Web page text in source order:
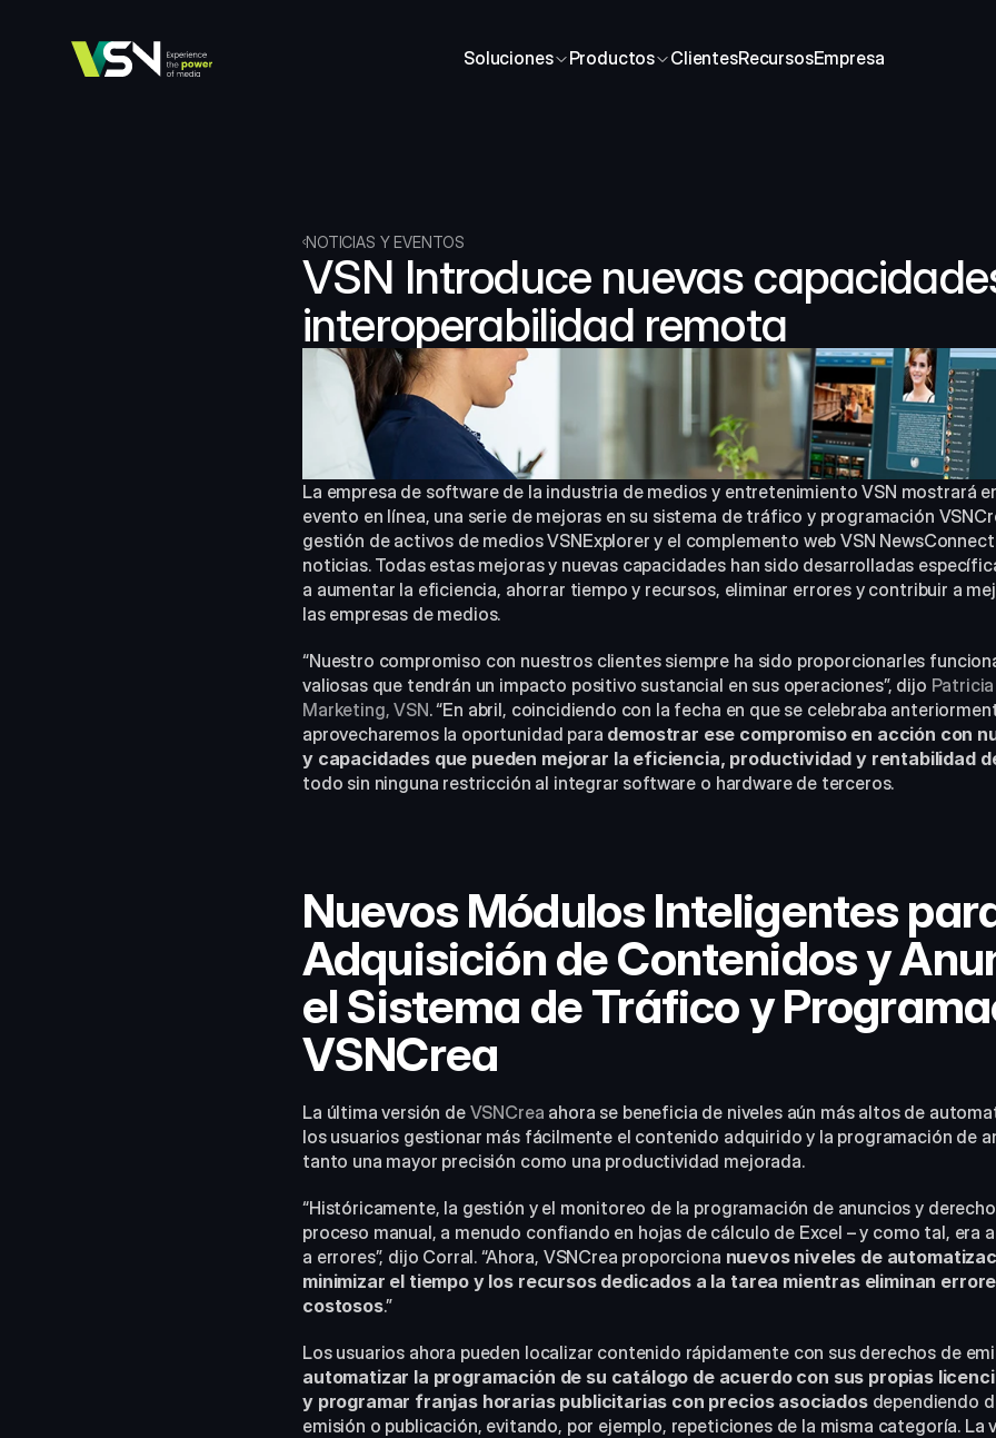
Soluciones Productos ClientesRecursosEmpresa
NOTICIAS Y EVENTOS
VSN Introduce nuevas
interoperabilidad remota
La empresa de software de la industria de medios y entretenimiento VSN mostrará
evento en línea, una serie de mejoras en su sistema de tráfico y programación
gestión de activos de medios VSNExplorer y el complemento web VSN
noticias. Todas estas mejoras y nuevas capacidades han sido desarrolladas
a aumentar la eficiencia, ahorrar tiempo y recursos, eliminar errores y contribuir a
las empresas de medios.
“Nuestro compromiso con nuestros clientes siempre ha sido proporcionarles
valiosas que tendrán un impacto positivo sustancial en sus operaciones”, dijo
Marketing, VSN. “En abril, coincidiendo con la fecha en que se celebraba
aprovecharemos la oportunidad para demostrar ese compromiso en acción con
y capacidades que pueden mejorar la eficiencia, productividad y rentabilidad
todo sin ninguna restricción al integrar software o hardware de terceros.
Nuevos Módulos Inteligentes
Adquisición de Contenidos y
el Sistema de Tráfico y
VSNCrea
La última versión de VSNCrea ahora se beneficia de niveles aún más altos de
los usuarios gestionar más fácilmente el contenido adquirido y la programación de
tanto una mayor precisión como una productividad mejorada.
“Históricamente, la gestión y el monitoreo de la programación de anuncios y
proceso manual, a menudo confiando en hojas de cálculo de Excel – y como tal, era
a errores”, dijo Corral. “Ahora, VSNCrea proporciona nuevos niveles de
minimizar el tiempo y los recursos dedicados a la tarea mientras eliminan
costosos.”
automatizar la programación de su catálogo de acuerdo con sus propias
y programar franjas horarias publicitarias con precios asociados dependiendo
emisión o publicación, evitando, por ejemplo, repeticiones de la misma categoría. La